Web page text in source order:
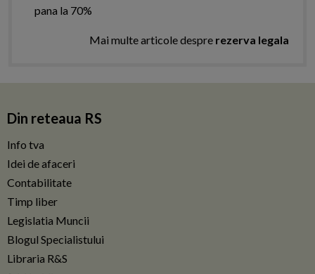
pana la 70%
Mai multe articole despre rezerva legala
Din reteaua RS
Info tva
Idei de afaceri
Contabilitate
Timp liber
Legislatia Muncii
Blogul Specialistului
Libraria R&S